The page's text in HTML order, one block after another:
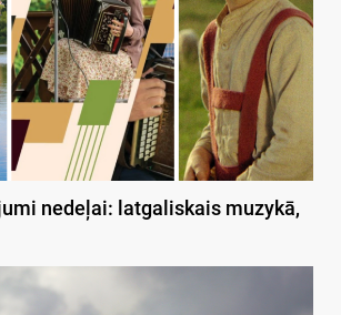
nedeļai: latgaliskais muzykā,